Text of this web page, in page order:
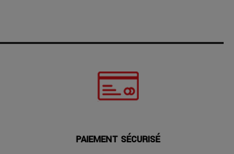
PAIEMENT SÉCURISÉ